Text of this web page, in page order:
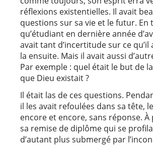
réflexions existentielles. Il avait
questions sur sa vie et le futur. En
qu’étudiant en dernière année
avait tant d’incertitude sur ce
la ensuite. Mais il avait aussi
Par exemple : quel était le but de
que Dieu existait ?
Il était las de ces questions.
il les avait refoulées dans sa tête,
encore et encore, sans réponse. À
sa remise de diplôme qui se
d’autant plus submergé par